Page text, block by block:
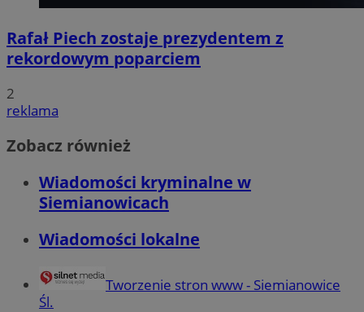
Rafał Piech zostaje prezydentem z
rekordowym poparciem
2
reklama
Zobacz również
Wiadomości kryminalne w
Siemianowicach
Wiadomości lokalne
Tworzenie stron www - Siemianowice
Śl.